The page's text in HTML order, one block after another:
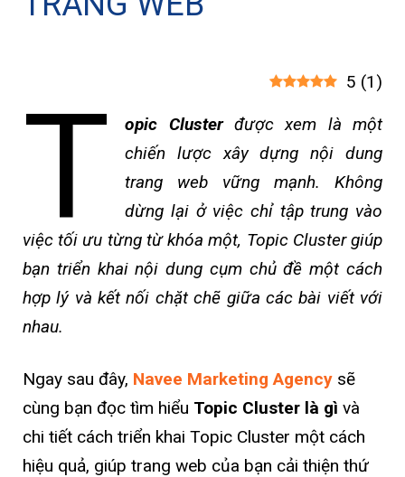
5 (1 )
T opic Clusterđược xem là một
chiến lược xây dựng nội dung
trang web vững mạnh. Không
dừng lại ở việc chỉ tập trung vào
việc tối ưu từng từ khóa một, Topic Cluster giúp
bạn triển khai nội dung cụm chủ đề một cách
hợp lý và kết nối chặt chẽ giữa các bài viết với
nhau.
Ngay sau đây, Navee Marketing Agency sẽ
cùng bạn đọc tìm hiểu Topic Cluster là gì và
chi tiết cách triển khai Topic Cluster một cách
hiệu quả, giúp trang web của bạn cải thiện thứ